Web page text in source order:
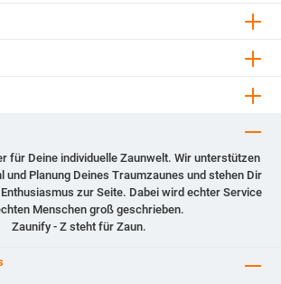
für Deine individuelle Zaunwelt. Wir unterstützen
und Planung Deines Traumzaunes und stehen Dir
zur Seite. Dabei wird echter Service
Menschen groß geschrieben.
Zaunify - Z steht für Zaun.